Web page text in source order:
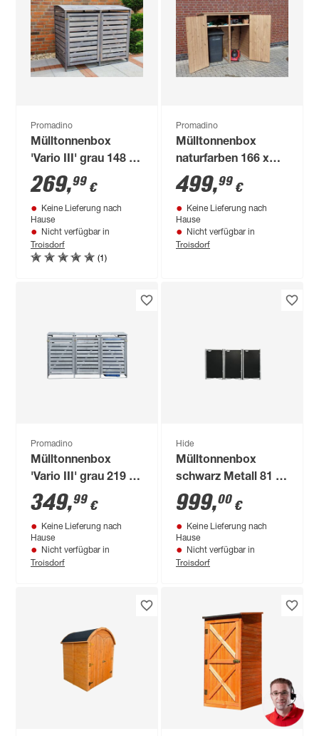
Promadino
Mülltonnenbox
'Vario III' grau 148 x
92 x 122 cm
269,99 €
Keine Lieferung nach
Hause
Nicht verfügbar in
Troisdorf
(1)
Promadino
Mülltonnenbox
naturfarben 166 x
163 x 101 cm
499,99 €
Keine Lieferung nach
Hause
Nicht verfügbar in
Troisdorf
Promadino
Mülltonnenbox
'Vario III' grau 219 x
92 x 122 cm
349,99 €
Keine Lieferung nach
Hause
Nicht verfügbar in
Troisdorf
Hide
Mülltonnenbox
schwarz Metall 81 x
209 x 115 cm
999,00 €
Keine Lieferung nach
Hause
Nicht verfügbar in
Troisdorf